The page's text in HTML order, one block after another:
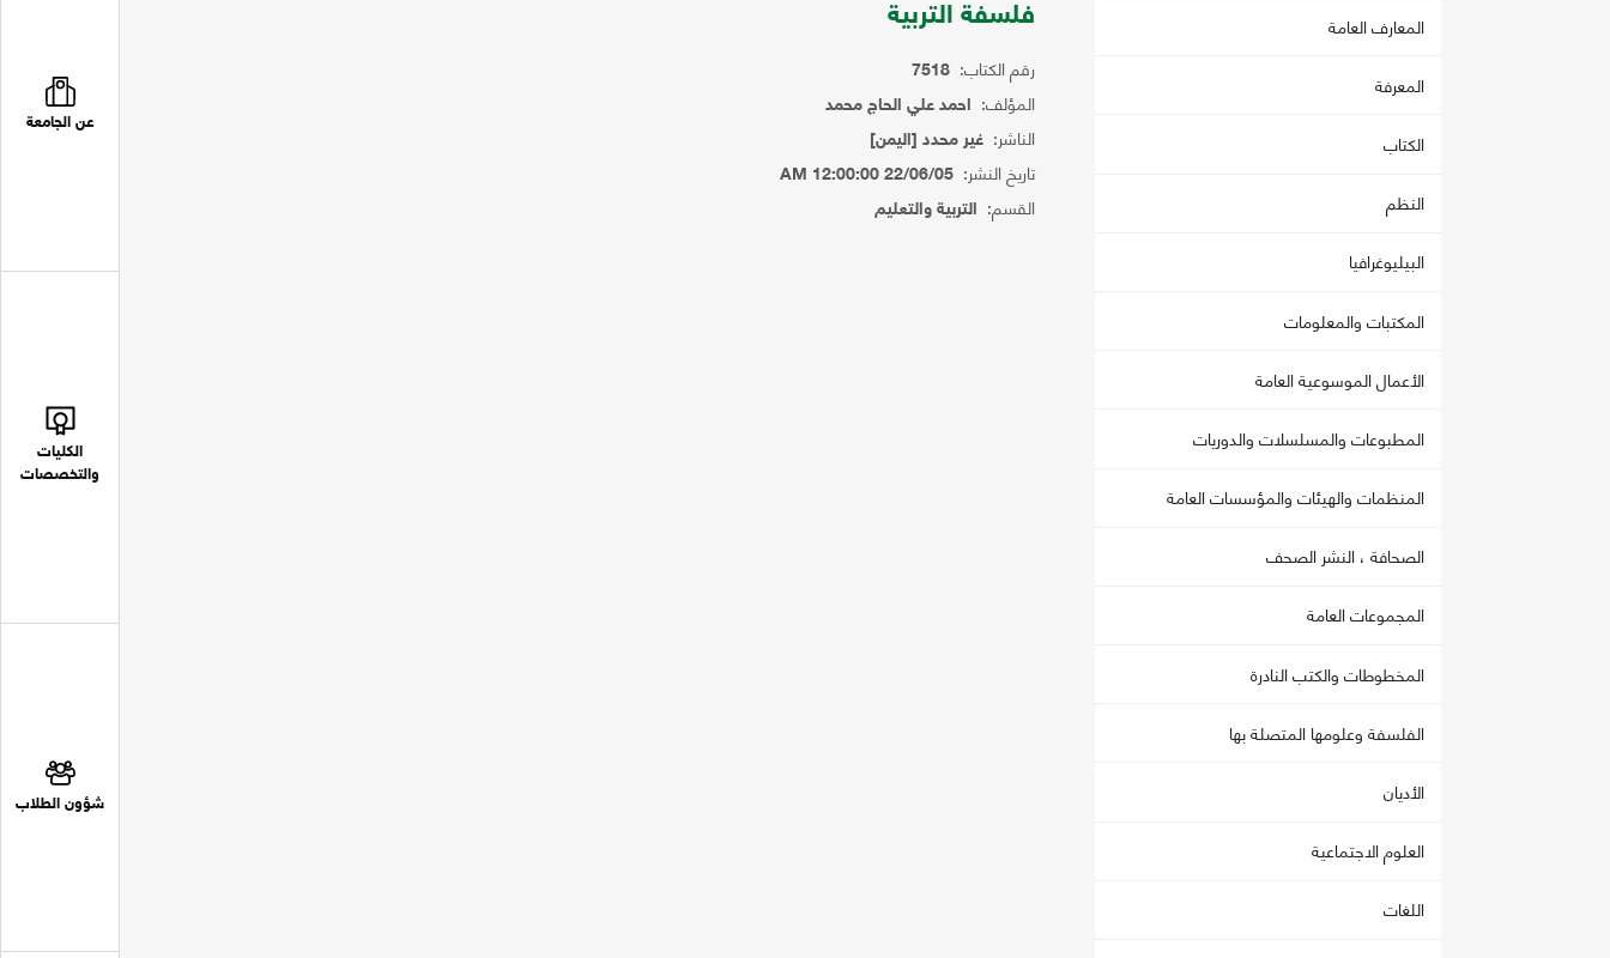
عن الجامعة
الكليات
والتخصصات
شؤون الطلاب
المعارف العامة
المعرفة
الكتاب
النظم
البيليوغرافيا
المكتبات والمعلومات
الأعمال الموسوعية العامة
المطبوعات والمسلسلات والدوريات
المنظمات والهيئات والمؤسسات العامة
الصحافة ، النشر الصحف
المجموعات العامة
المخطوطات والكتب النادرة
الفلسفة وعلومها المتصلة بها
الأديان
العلوم الاجتماعية
اللغات
فلسفة التربية
رقم الكتاب: 7518
المؤلف: احمد علي الحاج محمد
الناشر: غير محدد [اليمن]
تاريخ النشر: 22/06/05 12:00:00 AM
القسم: التربية والتعليم